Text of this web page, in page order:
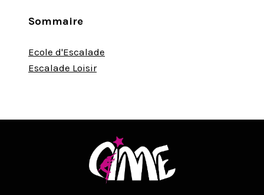
Sommaire
Ecole d'Escalade
Escalade Loisir